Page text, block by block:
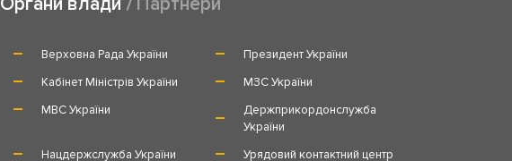
Верховна Рада України
Президент України
Кабінет Міністрів України
МЗС України
МВС України
Держприкордонслужба
України
Нацдержслужба України
Урядовий контактний центр